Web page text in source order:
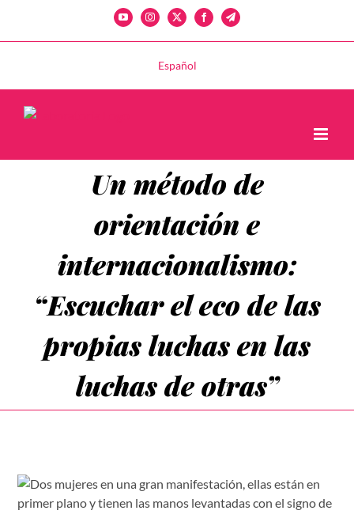
contenido
YouTubeInstagram
X FacebookTelegram
Español
Un método de
orientación e
internacionalismo:
“Escuchar el eco de las
propias luchas en las
luchas de otras”